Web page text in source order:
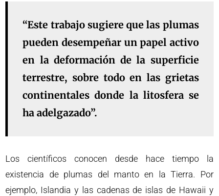
“Este trabajo sugiere que las plumas
pueden desempeñar un papel activo
en la deformación de la superficie
terrestre, sobre todo en las grietas
continentales donde la litosfera se
ha adelgazado”.
Los científicos conocen desde hace tiempo la
existencia de plumas del manto en la Tierra. Por
ejemplo, Islandia y las cadenas de islas de Hawaii y